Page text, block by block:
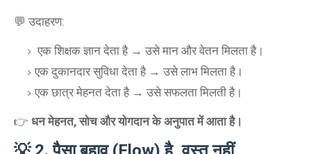
💬 उदाहरण:
एक शिक्षक ज्ञान देता है → उसे मान और वेतन मिलता है।
एक दुकानदार सुविधा देता है → उसे लाभ मिलता है।
एक छात्र मेहनत देता है → उसे सफलता मिलती है।
👉 धन मेहनत, सोच और योगदान के अनुपात में आता है।